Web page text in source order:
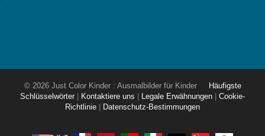
© 2026 Just Color Kinder : Ausmalbilder für Kinder
Häufigste
Schlüsselwörter
Kontaktiere uns Legale Erwähnungen
Cookie-
Richtlinie
Datenschutz-Bestimmungen